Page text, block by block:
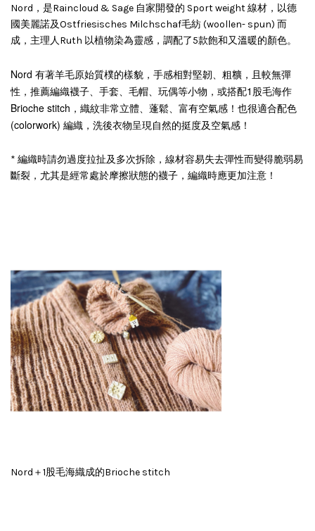
Nord，是Raincloud & Sage 自家開發的 Sport weight 線材，以德
國美麗諾及Ostfriesisches Milchschaf毛紡 (woollen- spun) 而
成，主理人Ruth 以植物染為靈感，調配了5款飽和又溫暖的顏色。
Nord 有著羊毛原始質樸的樣貌，手感相對堅韌、粗䊯，且較無彈
性，推薦編織襪子、手套、毛帽、玩偶等小物， 或搭配1股毛海作
Brioche stitch，織紋非常立體、蓬鬆、富有空氣感！也很適合配色
(colorwork) 編織，洗後衣物呈現自然的挺度及空氣感！
* 編織時請勿過度拉扯及多次拆除，線材容易失去彈性而變得脆弱易
斷裂，尤其是經常處於摩擦狀態的襪子，編織時應更加注意！
Nord＋1股毛海織成的Brioche stitch